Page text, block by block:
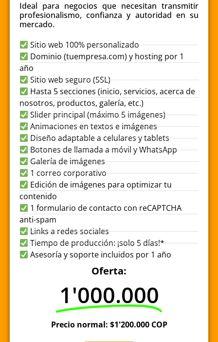
Ideal para negocios que necesitan transmitir
profesionalismo, confianza y autoridad en su
mercado.
Sitio web 100% personalizado
Dominio (tuempresa.com) y hosting por 1
año
Sitio web seguro (SSL)
Hasta 5 secciones (inicio, servicios, acerca de
nosotros, productos, galería, etc.)
Slider principal (máximo 5 imágenes)
Animaciones en textos e imágenes
Diseño adaptable a celulares y tablets
Botones de llamada a móvil y WhatsApp
Galería de imágenes
1 correo corporativo
Edición de imágenes para optimizar tu
contenido
1 formulario de contacto con reCAPTCHA
anti-spam
Links a redes sociales
Tiempo de producción: ¡solo 5 días!*
Asesoría y soporte incluidos por 1 año
Oferta:
1'000.000
Precio normal: $1'200.000 COP